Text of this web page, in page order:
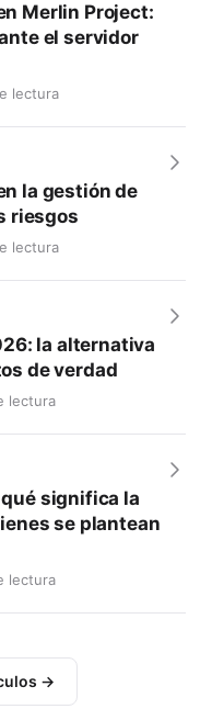
Merlin Project:
el servidor
lectura
la gestión de
riesgos
lectura
la alternativa
de verdad
lectura
significa la
se plantean
lectura
→